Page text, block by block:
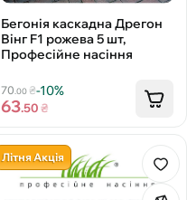
Бегонія каскадна Дрегон
Вінг F1 рожева 5 шт,
Професійне насіння
70.00 ₴-10%
63.50₴
Літня Акція